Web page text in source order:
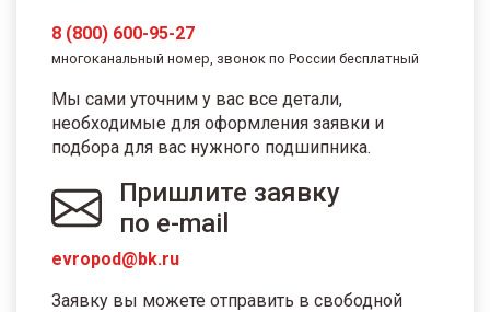
8 (800) 600-95-27
многоканальный номер, звонок по России бесплатный
Мы сами уточним у вас все детали,
необходимые для оформления заявки и
подбора для вас нужного подшипника.
Пришлите заявку
по e-mail
evropod@bk.ru
Заявку вы можете отправить в свободной